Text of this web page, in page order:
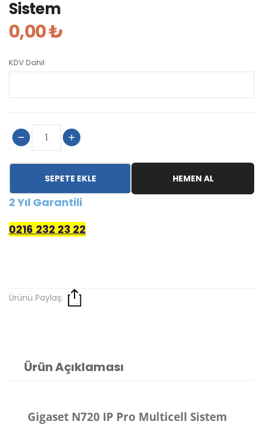
Sistem
0,00 ₺
KDV Dahil
SEPETE EKLE HEMEN AL
2 Yıl Garantili
0216 232 23 22
Ürünü Paylaş:
Ürün Açıklaması
Gigaset N720 IP Pro Multicell Sistem